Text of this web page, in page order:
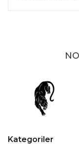
Kategoriler